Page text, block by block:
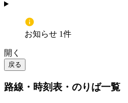
お知らせ 1件
開く
戻る
路線・時刻表・のりば一覧